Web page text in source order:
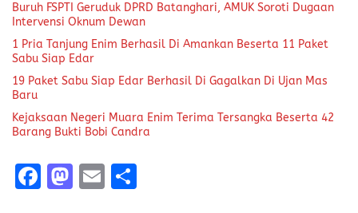
Buruh FSPTI Geruduk DPRD Batanghari, AMUK Soroti Dugaan
Intervensi Oknum Dewan
1 Pria Tanjung Enim Berhasil Di Amankan Beserta 11 Paket
Sabu Siap Edar
19 Paket Sabu Siap Edar Berhasil Di Gagalkan Di Ujan Mas
Baru
Kejaksaan Negeri Muara Enim Terima Tersangka Beserta 42
Barang Bukti Bobi Candra
F
M E